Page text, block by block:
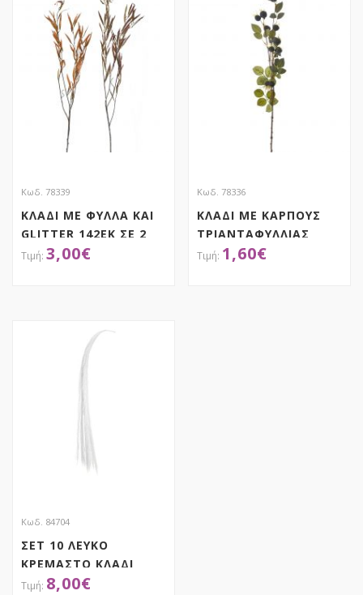
Κωδ. 78339
ΚΛΑΔΙ ΜΕ ΦΥΛΛΑ ΚΑΙ
GLITTER 142ΕΚ ΣΕ 2
ΧΡΩΜΑΤΑ
3,00€
Κωδ. 78336
ΚΛΑΔΙ ΜΕ ΚΑΡΠΟΥΣ
ΤΡΙΑΝΤΑΦΥΛΛΙΑΣ
82EK1,60€
Κωδ. 84704
ΣΕΤ 10 ΛΕΥΚΟ
ΚΡΕΜΑΣΤΟ ΚΛΑΔΙ
PAMPAS 115ΕΚ
8,00€